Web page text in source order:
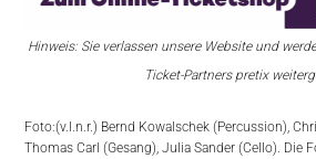
Hinweis: Sie verlassen unsere Website und
Ticket-Partners pretix
Foto:(v.l.n.r.) Bernd Kowalschek (Percussion),
Thomas Carl (Gesang), Julia Sander (Cello). Die